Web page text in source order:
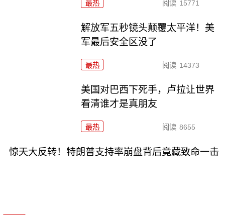
最热 阅读 15771
解放军五秒镜头颠覆太平洋！美
军最后安全区没了
最热 阅读 14373
美国对巴西下死手，卢拉让世界
看清谁才是真朋友
最热 阅读 8655
惊天大反转！特朗普支持率崩盘背后竟藏致命一击